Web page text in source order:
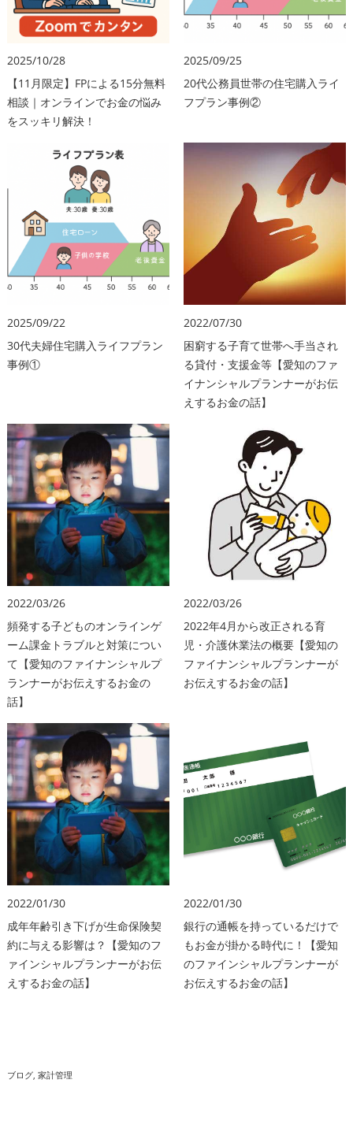
2025/10/28
【11月限定】FPによる15分無料
相談｜オンラインでお金の悩み
をスッキリ解決！
2025/09/25
20代公務員世帯の住宅購入ライ
フプラン事例②
2025/09/22
30代夫婦住宅購入ライフプラン
事例①
2022/07/30
困窮する子育て世帯へ手当され
る貸付・支援金等【愛知のファ
イナンシャルプランナーがお伝
えするお金の話】
2022/03/26
頻発する子どものオンラインゲ
ーム課金トラブルと対策につい
て【愛知のファイナンシャルプ
ランナーがお伝えするお金の
話】
2022/03/26
2022年4月から改正される育
児・介護休業法の概要【愛知の
ファイナンシャルプランナーが
お伝えするお金の話】
2022/01/30
成年年齢引き下げが生命保険契
約に与える影響は？【愛知のフ
ァインシャルプランナーがお伝
えするお金の話】
2022/01/30
銀行の通帳を持っているだけで
もお金が掛かる時代に！【愛知
のファインシャルプランナーが
お伝えするお金の話】
ブログ 家計管理